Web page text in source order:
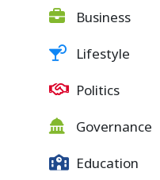
Business
Lifestyle
Politics
Governance
Education